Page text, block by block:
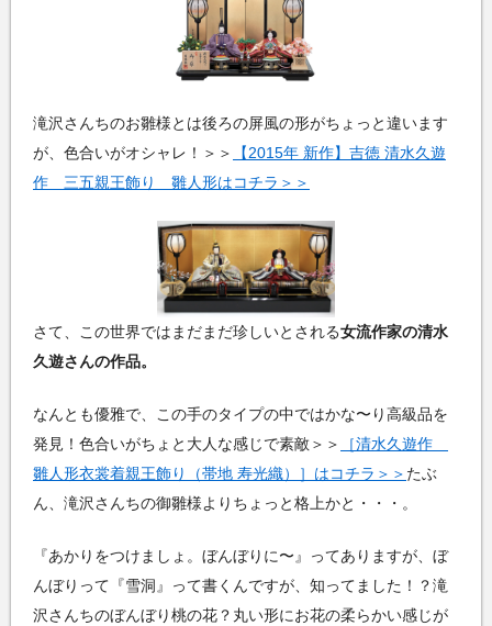
滝沢さんちのお雛様とは後ろの屏風の形がちょっと違います
が、色合いがオシャレ！＞＞
【2015年 新作】吉徳 清水久遊
作 三五親王飾り 雛人形はコチラ＞＞
さて、この世界ではまだまだ珍しいとされる女流作家の清水
久遊さんの作品。
なんとも優雅で、この手のタイプの中ではかな〜り高級品を
発見！色合いがちょと大人な感じで素敵＞＞
［清水久遊作
雛人形衣裳着親王飾り（帯地 寿光織）］はコチラ＞＞ たぶ
ん、滝沢さんちの御雛様よりちょっと格上かと・・・。
『あかりをつけましょ。ぼんぼりに〜』ってありますが、ぼ
んぼりって『雪洞』って書くんですが、知ってました！？滝
沢さんちのぼんぼり桃の花？丸い形にお花の柔らかい感じが